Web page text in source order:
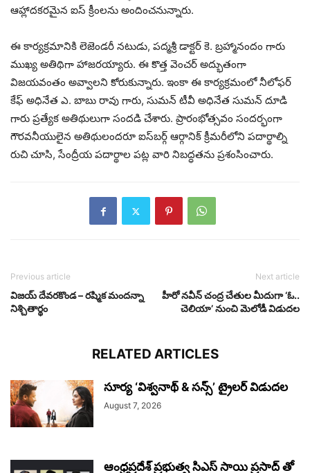
ఆహ్లాదకరమైన ఐస్ క్రీంలను అందించనున్నారు.
ఈ కార్యక్రమానికి లెజెండరీ నటుడు, పద్మశ్రీ డాక్టర్ కె. బ్రహ్మానందం గారు
ముఖ్య అతిథిగా హాజరయ్యారు. ఈ కొత్త వెంచర్ అద్భుతంగా
విజయవంతం అవ్వాలని కోరుకున్నారు. ఇంకా ఈ కార్యక్రమంలో నీలోఫర్
కేఫ్ అధినేత ఎ. బాబు రావు గారు, సుమన్ టీవీ అధినేత సుమన్ దూడి
గారు ప్రత్యేక అతిథులుగా సందడి చేశారు. ప్రారంభోత్సవం సందర్భంగా
గౌరవనీయులైన అతిథులందరూ ఐస్‌బర్గ్ ఆర్గానిక్ క్రీమరీలోని పదార్థాల్ని
రుచి చూసి, సేంద్రీయ పదార్థాల పట్ల వారి నిబద్ధతను ప్రశంసించారు.
Previous article
విజయ్ దేవరకొండ – రష్మిక మందన్నా
నిశ్చితార్థం
Next article
హీరో నవీన్ చంద్ర చేతుల మీదుగా ‘ఓ..
చెలియా’ నుంచి మెలోడీ విడుదల
RELATED ARTICLES
సూర్య ‘విశ్వనాథ్ & సన్స్’ ట్రైలర్ విడుదల
August 7, 2026
ఆంధ్రప్రదేశ్ ప్రభుత్వ సిఎస్ సాయి ప్రసాద్ తో